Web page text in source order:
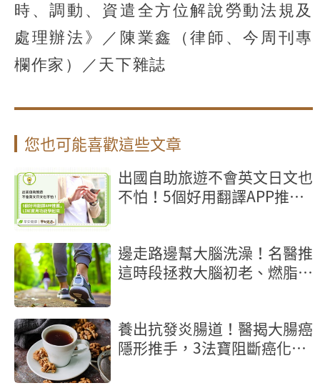
時、調動、資遣全方位解說勞動法規及
處理辦法》／陳業鑫（律師、今周刊專
欄作家）／天下雜誌
您也可能喜歡這些文章
出國自助旅遊不會英文日文也
不怕！5個好用翻譯APP推
邊走路邊幫大腦洗澡！名醫推
這時段拯救大腦初老、燃脂又
養出抗發炎腸道！醫揭大腸癌
隱形推手，3法寶阻斷癌化核